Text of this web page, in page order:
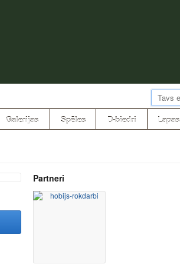
Galerijas Spēles D-biedri Lapas
Partneri